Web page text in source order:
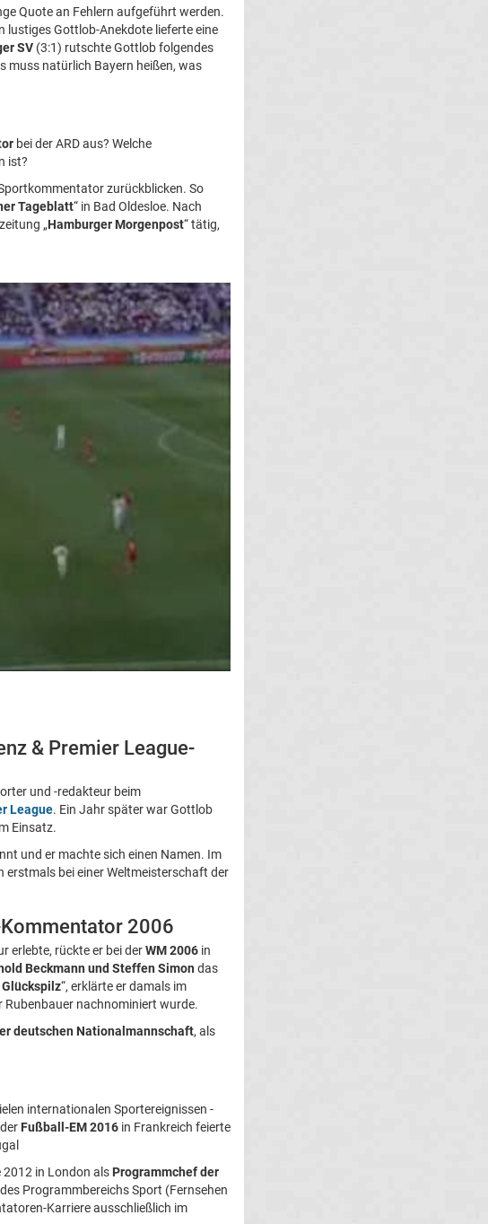
Quote an Fehlern aufgeführt werden.
lustiges Gottlob-Anekdote lieferte eine
SV (3:1) rutschte Gottlob folgendes
muss natürlich Bayern heißen, was
bei der ARD aus? Welche
ist?
zurückblicken. So
Tageblatt“ in Bad Oldesloe. Nach
„Hamburger Morgenpost“ tätig,
& Premier League-
und -redakteur beim
League. Ein Jahr später war Gottlob
Einsatz.
und er machte sich einen Namen. Im
erstmals bei einer Weltmeisterschaft der
2006
erlebte, rückte er bei derWM 2006 in
Beckmann und Steffen Simon das
Glückspilz“, erklärte er damals im
Rubenbauer nachnominiert wurde.
deutschen Nationalmannschaft, als
internationalen Sportereignissen -
Fußball-EM 2016 in Frankreich feierte
2012 in London als Programmchef der
Programmbereichs Sport (Fernsehen
Karriere ausschließlich im